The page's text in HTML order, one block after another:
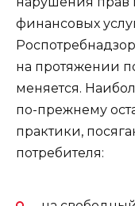
финансовых
на протяжении
меняется.
по-прежнему
практики,
потребителя: